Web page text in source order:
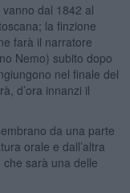
dal 1842 al
la finzione
farà il narratore
Nemo) subito dopo
nel finale del
d’ora innanzi il
da una parte
orale e dall’altra
sarà una delle